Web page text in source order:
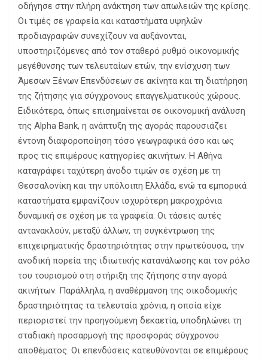
οδήγησε στην πλήρη ανάκτηση των απωλειών της κρίσης.
Οι τιμές σε γραφεία και καταστήματα υψηλών
προδιαγραφών συνεχίζουν να αυξάνονται,
υποστηριζόμενες από τον σταθερό ρυθμό οικονομικής
μεγέθυνσης των τελευταίων ετών, την ενίσχυση των
Άμεσων Ξένων Επενδύσεων σε ακίνητα και τη διατήρηση
της ζήτησης για σύγχρονους επαγγελματικούς χώρους.
Ειδικότερα, όπως επισημαίνεται σε οικονομική ανάλυση
της Alpha Bank, η ανάπτυξη της αγοράς παρουσιάζει
έντονη διαφοροποίηση τόσο γεωγραφικά όσο και ως
προς τις επιμέρους κατηγορίες ακινήτων. Η Αθήνα
καταγράφει ταχύτερη άνοδο τιμών σε σχέση με τη
Θεσσαλονίκη και την υπόλοιπη Ελλάδα, ενώ τα εμπορικά
καταστήματα εμφανίζουν ισχυρότερη μακροχρόνια
δυναμική σε σχέση με τα γραφεία. Οι τάσεις αυτές
αντανακλούν, μεταξύ άλλων, τη συγκέντρωση της
επιχειρηματικής δραστηριότητας στην πρωτεύουσα, την
ανοδική πορεία της ιδιωτικής κατανάλωσης και τον ρόλο
του τουρισμού στη στήριξη της ζήτησης στην αγορά
ακινήτων. Παράλληλα, η αναθέρμανση της οικοδομικής
δραστηριότητας τα τελευταία χρόνια, η οποία είχε
περιοριστεί την προηγούμενη δεκαετία, υποδηλώνει τη
σταδιακή προσαρμογή της προσφοράς σύγχρονου
αποθέματος. Οι επενδύσεις κατευθύνονται σε επιμέρους